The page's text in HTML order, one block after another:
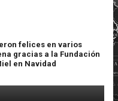
felices en varios
gracias a la Fundación
en Navidad